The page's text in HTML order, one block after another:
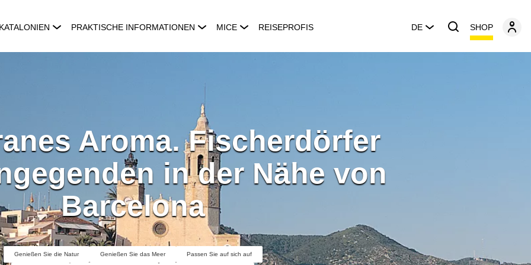
PRAKTISCHE INFORMATIONEN MICE REISEPROFIS DE SHOP
Aroma. Fischerdörfer
in der Nähe von
Barcelona
Genießen Sie die Natur Genießen Sie das Meer Passen Sie auf sich auf